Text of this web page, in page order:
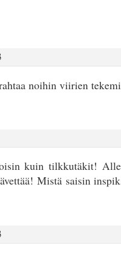
noihin viirien
kuin tilkkutäkit!
Mistä saisin